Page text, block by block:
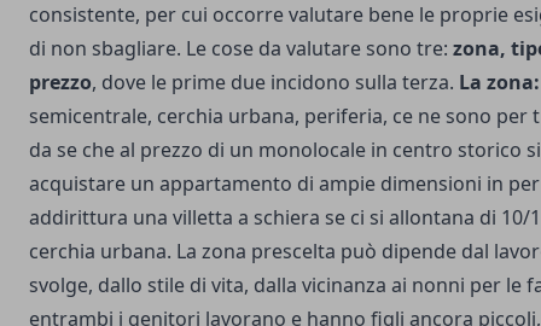
consistente, per cui occorre valutare bene le proprie
di non sbagliare. Le cose da valutare sono tre: zona,
prezzo, dove le prime due incidono sulla terza. La zona:
semicentrale, cerchia urbana, periferia, ce ne sono per
da se che al prezzo di un monolocale in centro storico
acquistare un appartamento di ampie dimensioni in
addirittura una villetta a schiera se ci si allontana di 10/
cerchia urbana. La zona prescelta può dipende dal
svolge, dallo stile di vita, dalla vicinanza ai nonni per le
entrambi i genitori lavorano e hanno figli ancora